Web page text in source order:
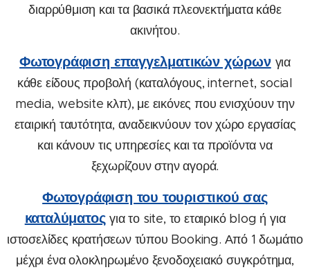
διαρρύθμιση και τα βασικά πλεονεκτήματα κάθε
ακινήτου.
Φωτογράφιση επαγγελματικών χώρων για
κάθε είδους προβολή (καταλόγους, internet, social
media, website κλπ), με εικόνες που ενισχύουν την
εταιρική ταυτότητα, αναδεικνύουν τον χώρο εργασίας
και κάνουν τις υπηρεσίες και τα προϊόντα να
ξεχωρίζουν στην αγορά.
Φωτογράφιση του τουριστικού σας
καταλύματος για το site, το εταιρικό blog ή για
ιστοσελίδες κρατήσεων τύπου Booking. Από 1 δωμάτιο
μέχρι ένα ολοκληρωμένο ξενοδοχειακό συγκρότημα,